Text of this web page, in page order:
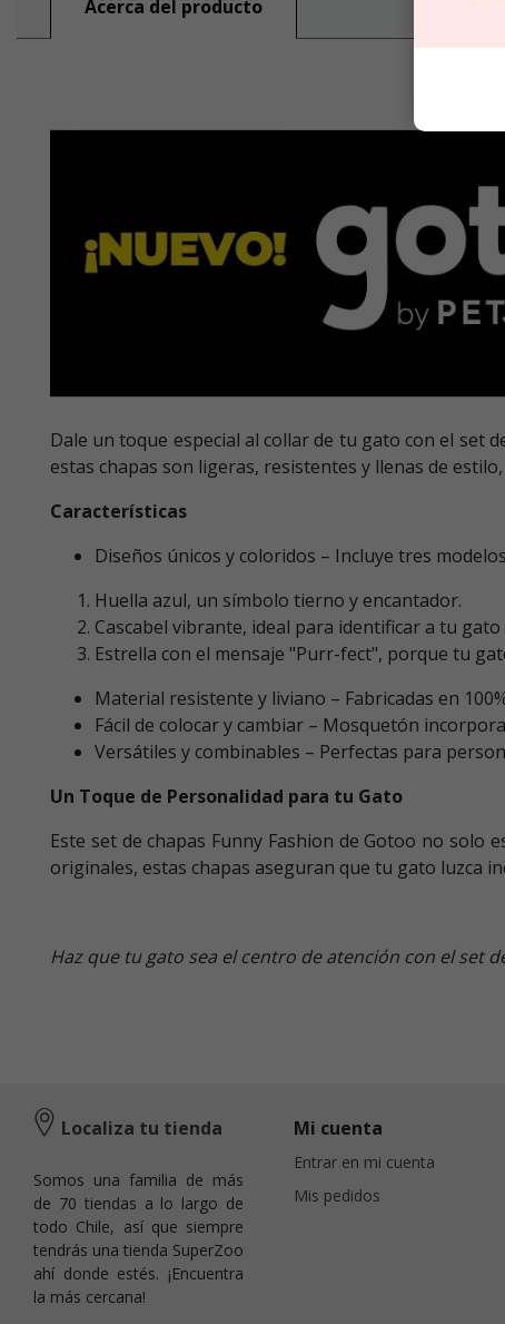
Acerca del producto
Dale un toque especial al collar de tu gato con el set
estas chapas son ligeras, resistentes y llenas de
Características
Diseños únicos y coloridos – Incluye tres
Huella azul, un símbolo tierno y encantador.
Cascabel vibrante, ideal para identificar a tu
Estrella con el mensaje "Purr-fect", porque tu
Material resistente y liviano – Fabricadas en
Fácil de colocar y cambiar – Mosquetón
Versátiles y combinables – Perfectas para
Un Toque de Personalidad para tu Gato
Este set de chapas Funny Fashion de Gotoo no solo
originales, estas chapas aseguran que tu gato luzca
Haz que tu gato sea el centro de atención con el set
Localiza tu tienda
Somos una familia de más
de 70 tiendas a lo largo de
todo Chile, así que siempre
tendrás una tienda SuperZoo
ahí donde estés. ¡Encuentra
la más cercana!
Mi cuenta
Entrar en mi cuenta
Mis pedidos